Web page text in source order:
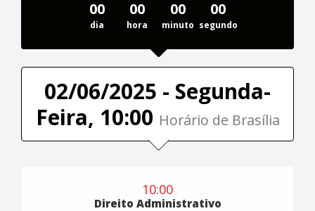
00
dia
00
hora
00
minuto
00
segundo
02/06/2025 - Segunda-
Feira, 10:00 Horário de Brasília
10:00
Direito Administrativo